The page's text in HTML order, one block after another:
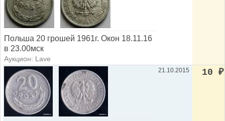
Польша 20 грошей 1961г. Окон 18.11.16
в 23.00мск
Аукцион: Lave
21.10.2015 10 ₽